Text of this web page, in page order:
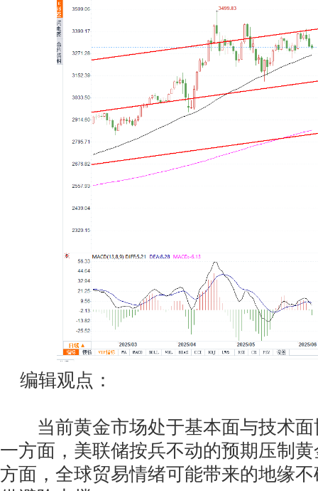
编辑观点：
当前黄金市场处于基本面与技术面
一方面，美联储按兵不动的预期压制
方面，全球贸易情绪可能带来的地缘